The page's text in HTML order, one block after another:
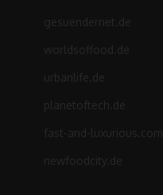
gesuendernet.de
worldsoffood.de
urbanlife.de
planetoftech.de
fast-and-luxurious.com
newfoodcity.de